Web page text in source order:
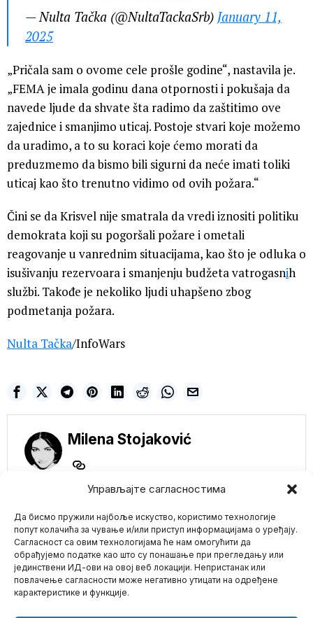
Управљајте сагласностима
Да бисмо пружили најбоље искуство, користимо технологије
попут колачића за чување и/или приступ информацијама о уређају.
Сагласност са овим технологијама ће нам омогућити да
обрађујемо податке као што су понашање при прегледању или
јединствени ИД-ови на овој веб локацији. Непристанак или
повлачење сагласности може негативно утицати на одређене
карактеристике и функције.
— Nulta Tačka (@NultaTackaSrb) January 11,
2025
„Pričala sam o ovome cele prošle godine“, nastavila je.
„FEMA je imala godinu dana otpornosti i pokušaja da
navede ljude da shvate šta radimo da zaštitimo ove
zajednice i smanjimo uticaj. Postoje stvari koje možemo
da uradimo, a to su koraci koje ćemo morati da
preduzmemo da bismo bili sigurni da neće imati toliki
uticaj kao što trenutno vidimo od ovih požara.“
Čini se da Krisvel nije smatrala da vredi iznositi politiku
demokrata koji su pogoršali požare i ometali
reagovanje u vanrednim situacijama, kao što je odluka o
isušivanju rezervoara i smanjenju budžeta vatrogasnih
službi. Takođe je nekoliko ljudi uhapšeno zbog
podmetanja požara.
Nulta Tačka/InfoWars
Milena Stojaković
Mario zna Youtube
NE PROPUSTITE
Putin: Jačanje ruske
nuklearne trijade
bezuslovni prioritet
Rusija će nastaviti da
unapređuje svoje vojne i